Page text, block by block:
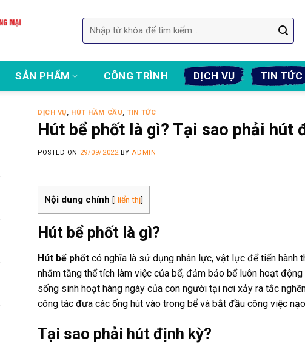
Tìm
kiếm:
SẢN PHẨM CÔNG TRÌNH DỊCH VỤ TIN TỨC
DỊCH VỤ, HÚT HẦM CẦU,TIN TỨC
Hút bể phốt là gì? Tại sao phải hút
POSTED ON 29/09/2022BYADMIN
Nội dung chính [Hiển thị]
Hút bể phốt là gì?
Hút bể phốt có nghĩa là sử dụng nhân lực, vật lực để tiến hành
nhằm tăng thể tích làm việc của bể, đảm bảo bể luôn hoạt
sống sinh hoạt hàng ngày của con người tại nơi xảy ra tắc
công tác đưa các ống hút vào trong bể và bắt đầu công việc nạo
Tại sao phải hút định kỳ?